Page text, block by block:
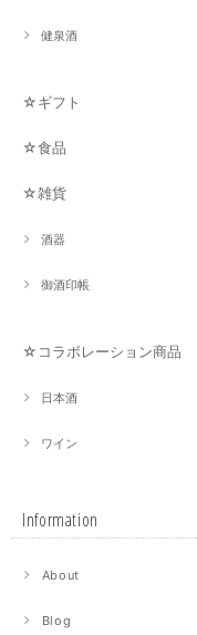
健泉酒
☆ギフト
☆食品
☆雑貨
酒器
御酒印帳
☆コラボレーション商品
日本酒
ワイン
Information
About
Blog